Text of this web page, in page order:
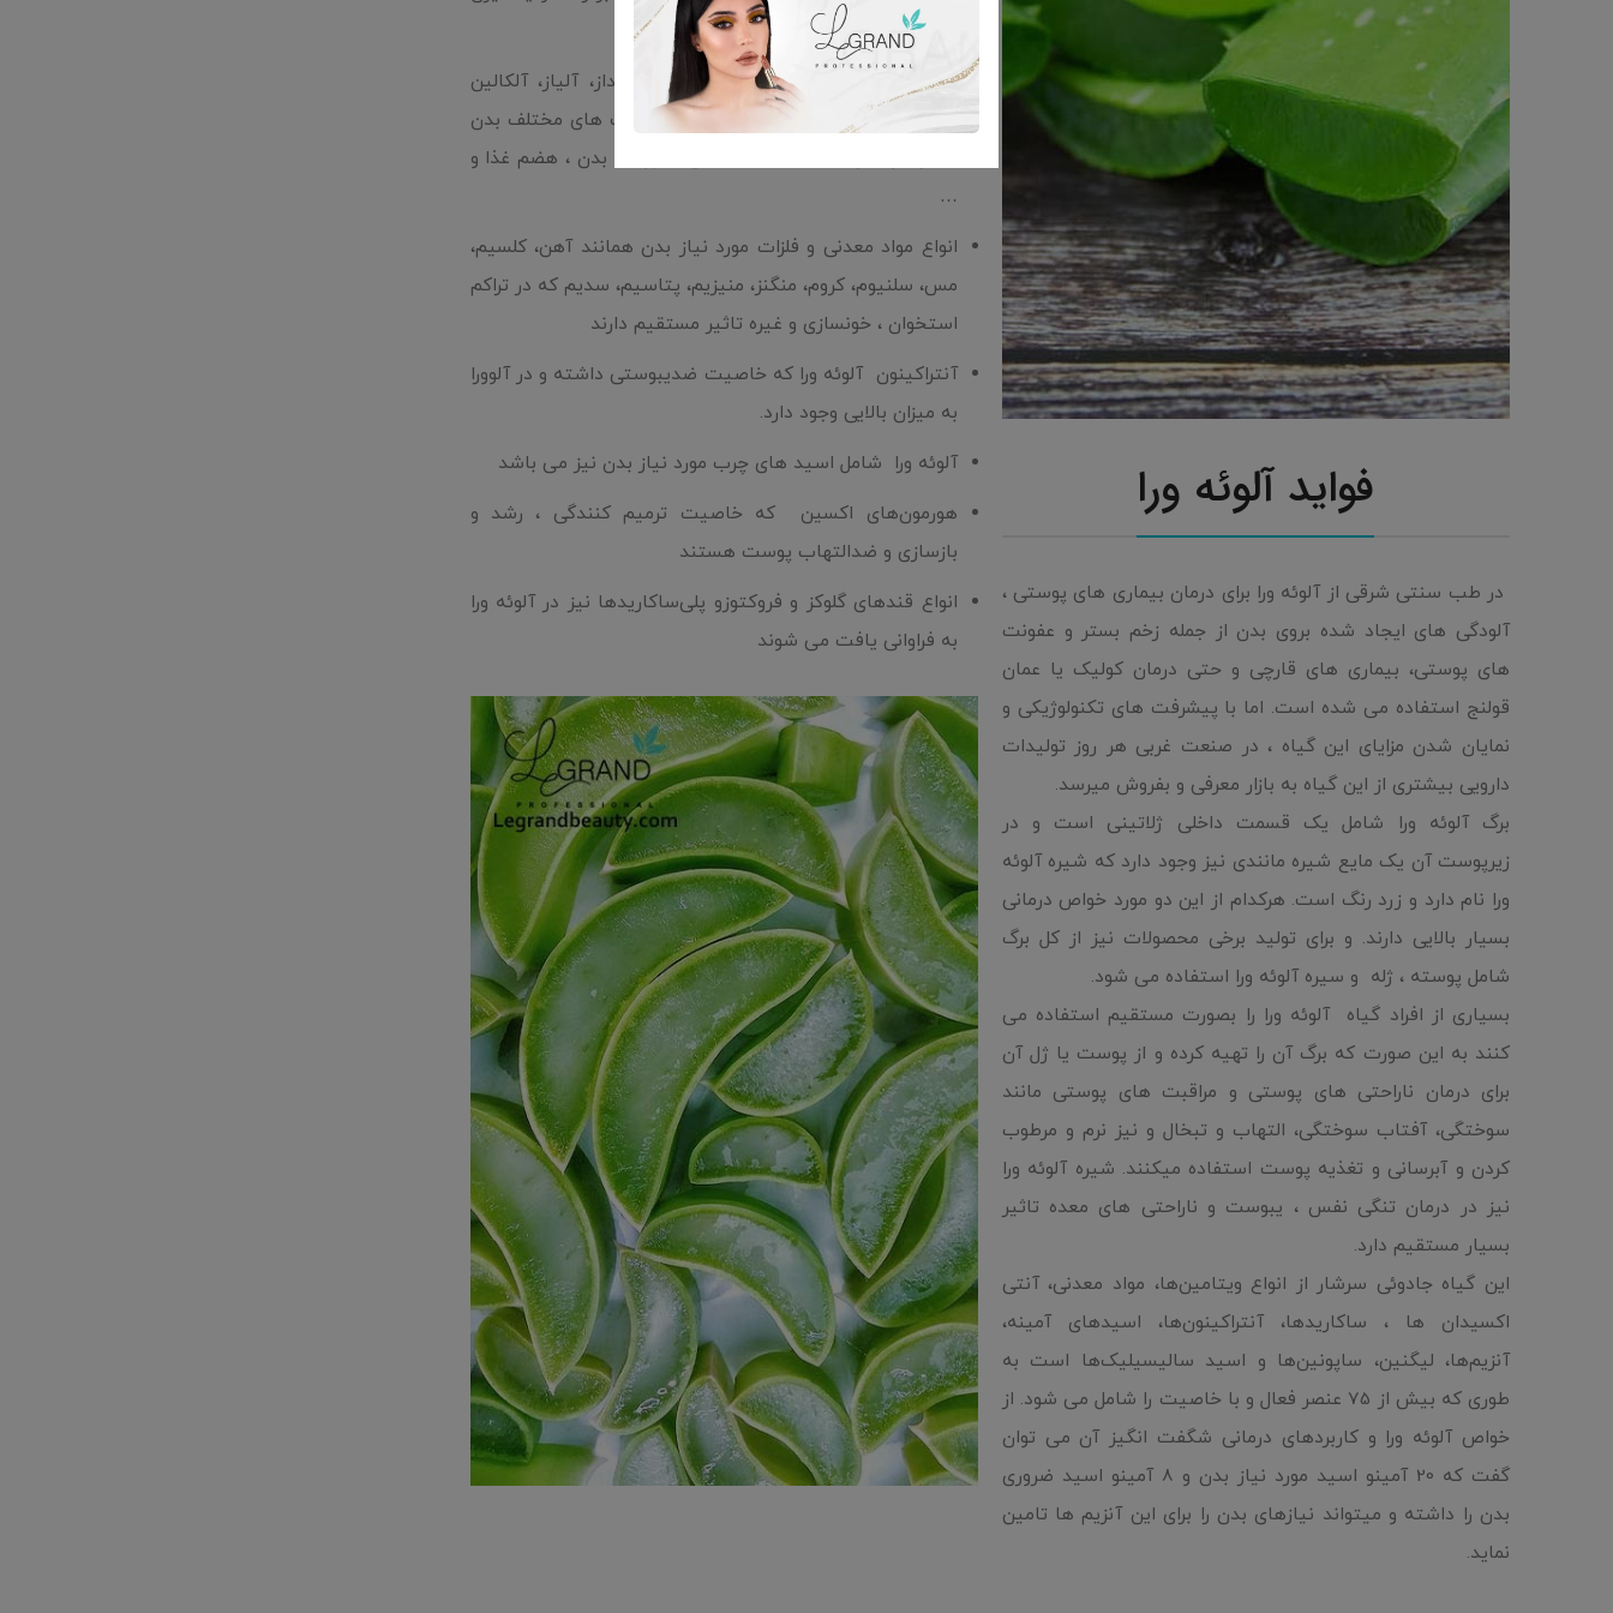
فواید آلوئه ورا
در طب سنتی شرقی از آلوئه ورا برای درمان بیماری های پوستی ،
آلودگی های ایجاد شده بروی بدن از جمله زخم بستر و عفونت
های پوستی، بیماری های قارچی و حتی درمان کولیک یا عمان
قولنج استفاده می شده است. اما با پیشرفت های تکنولوژیکی و
نمایان شدن مزایای این گیاه ، در صنعت غربی هر روز تولیدات
دارویی بیشتری از این گیاه به بازار معرفی و بفروش میرسد.
برگ آلوئه ورا شامل یک قسمت داخلی ژلاتینی است و در
زیرپوست آن یک مایع شیره مانندی نیز وجود دارد که شیره آلوئه
ورا نام دارد و زرد رنگ است. هرکدام از این دو مورد خواص درمانی
بسیار بالایی دارند. و برای تولید برخی محصولات نیز از کل برگ
شامل پوسته ، ژله و سیره آلوئه ورا استفاده می شود.
بسیاری از افراد گیاه آلوئه ورا را بصورت مستقیم استفاده می
کنند به این صورت که برگ آن را تهیه کرده و از پوست یا ژل آن
برای درمان ناراحتی های پوستی و مراقبت های پوستی مانند
سوختگی، آفتاب سوختگی، التهاب و تبخال و نیز نرم و مرطوب
کردن و آبرسانی و تغذیه پوست استفاده میکنند. شیره آلوئه ورا
نیز در درمان تنگی نفس ، یبوست و ناراحتی های معده تاثیر
بسیار مستقیم دارد.
این گیاه جادوئی سرشار از انواع ویتامین‌ها، مواد معدنی، آنتی
اکسیدان ها ، ساکاریدها، آنتراکینون‌ها، اسیدهای آمینه‌،
آنزیم‌ها، لیگنین، ساپونین‌ها و اسید سالیسیلیک‌ها است به
طوری که بیش از 75 عنصر فعال و با خاصیت را شامل می شود. از
خواص آلوئه ورا و کاربردهای درمانی شگفت انگیز آن می توان
گفت که 20 آمینو اسید مورد نیاز بدن و 8 آمینو اسید ضروری
بدن را داشته و میتواند نیازهای بدن را برای این آنزیم ها تامین
نماید.
حافظه تاثیر مستقیم دارند
آنزیم های کاتالاز، سلولاز، لیپاز و پروکسیداز، آلیاز، آلکالین
فسفات، آمیلاز و غیره که هرکدام بر قسمت های مختلف بدن
تاثیر دارند از جمله خاصیت دفاعی سلول ها بدن ، هضم غذا و
…
انواع مواد معدنی و فلزات مورد نیاز بدن همانند آهن، کلسیم،
مس، سلنیوم، کروم، منگنز، منیزیم، پتاسیم، سدیم که در تراکم
استخوان ، خونسازی و غیره تاثیر مستقیم دارند
آنتراکینون آلوئه ورا که خاصیت ضدیبوستی داشته و در آلوورا
به میزان بالایی وجود دارد.
آلوئه ورا شامل اسید های چرب مورد نیاز بدن نیز می باشد
هورمون‌های اکسین که خاصیت ترمیم کنندگی ، رشد و
بازسازی و ضدالتهاب پوست هستند
انواع قندهای گلوکز و فروکتوزو پلی‌ساکاریدها نیز در آلوئه ورا
به فراوانی یافت می شوند